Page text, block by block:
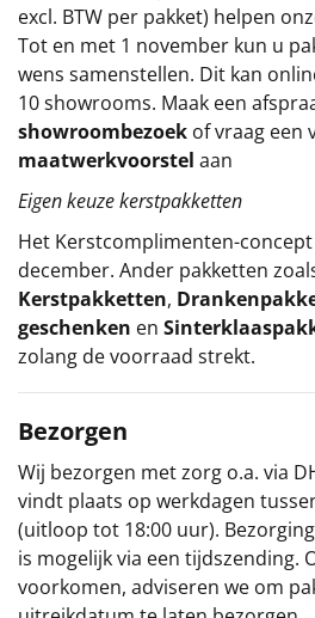
excl. BTW per pakket) helpen
Tot en met 1 november kun u
wens samenstellen. Dit kan
10 showrooms. Maak een
showroombezoek of vraag een
maatwerkvoorstel aan
Eigen keuze kerstpakketten
Het Kerstcomplimenten-concept
december. Ander pakketten
Kerstpakketten,
geschenken en
zolang de voorraad strekt.
Bezorgen
Wij bezorgen met zorg o.a. via
vindt plaats op werkdagen
(uitloop tot 18:00 uur).
is mogelijk via een tijdszending.
voorkomen, adviseren we om